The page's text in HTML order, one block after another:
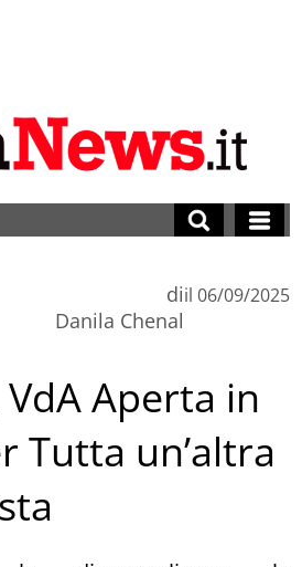
di
Danila Chenal
il 06/09/2025
Aperta in
Tutta un’altra